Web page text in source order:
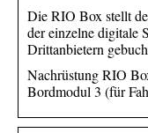
Die RIO Box stellt
der einzelne digitale
Drittanbietern
Nachrüstung RIO
Bordmodul 3 (für